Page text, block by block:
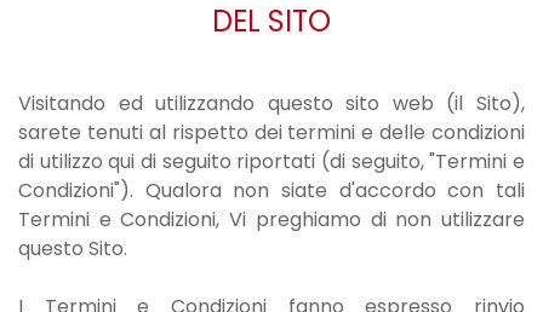
DEL SITO
Visitando ed utilizzando questo sito web (il Sito),
sarete tenuti al rispetto dei termini e delle condizioni
di utilizzo qui di seguito riportati (di seguito, "Termini e
Condizioni"). Qualora non siate d'accordo con tali
Termini e Condizioni, Vi preghiamo di non utilizzare
questo Sito.